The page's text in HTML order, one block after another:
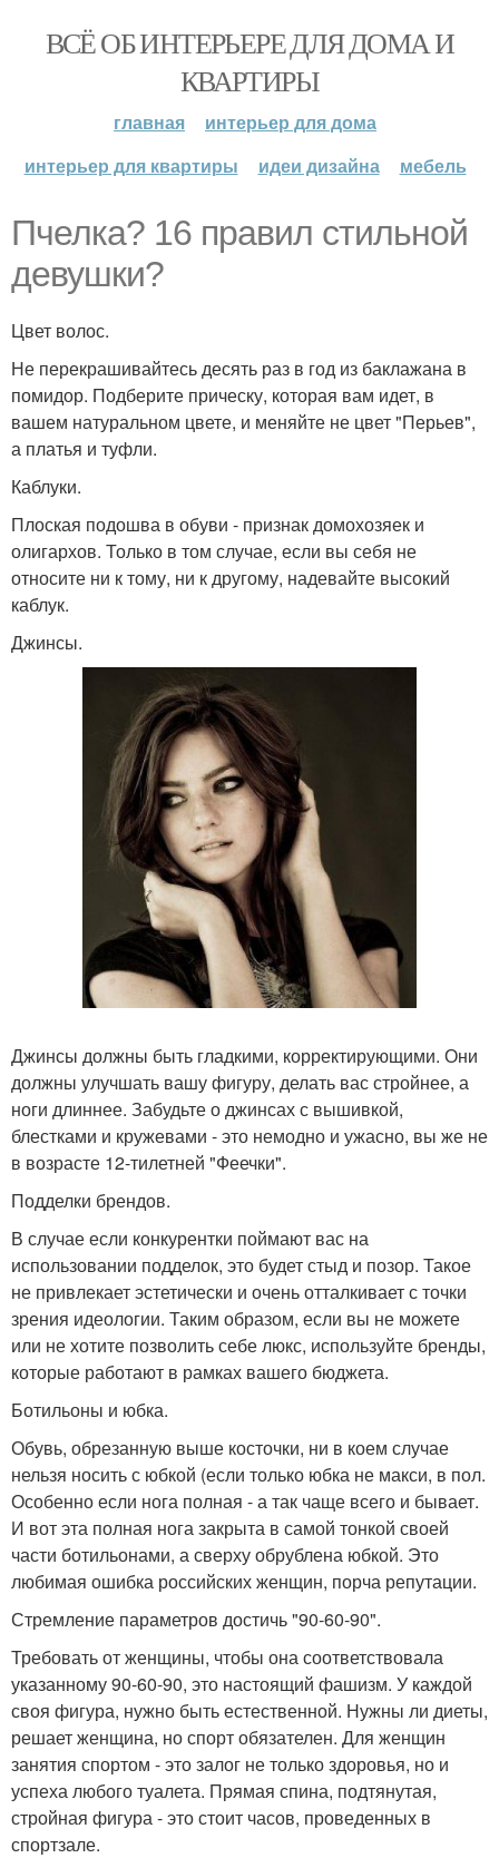
ВСЁ ОБ ИНТЕРЬЕРЕ ДЛЯ ДОМА И
КВАРТИРЫ
главная
интерьер для дома
интерьер для квартиры
идеи дизайна мебель
Пчелка? 16 правил стильной
девушки?
Цвет волос.
Не перекрашивайтесь десять раз в год из баклажана в
помидор. Подберите прическу, которая вам идет, в
вашем натуральном цвете, и меняйте не цвет "Перьев",
а платья и туфли.
Каблуки.
Плоская подошва в обуви - признак домохозяек и
олигархов. Только в том случае, если вы себя не
относите ни к тому, ни к другому, надевайте высокий
каблук.
Джинсы.
Джинсы должны быть гладкими, корректирующими. Они
должны улучшать вашу фигуру, делать вас стройнее, а
ноги длиннее. Забудьте о джинсах с вышивкой,
блестками и кружевами - это немодно и ужасно, вы же не
в возрасте 12-тилетней "Феечки".
Подделки брендов.
В случае если конкурентки поймают вас на
использовании подделок, это будет стыд и позор. Такое
не привлекает эстетически и очень отталкивает с точки
зрения идеологии. Таким образом, если вы не можете
или не хотите позволить себе люкс, используйте бренды,
которые работают в рамках вашего бюджета.
Ботильоны и юбка.
Обувь, обрезанную выше косточки, ни в коем случае
нельзя носить с юбкой (если только юбка не макси, в пол.
Особенно если нога полная - а так чаще всего и бывает.
И вот эта полная нога закрыта в самой тонкой своей
части ботильонами, а сверху обрублена юбкой. Это
любимая ошибка российских женщин, порча репутации.
Стремление параметров достичь "90-60-90".
Требовать от женщины, чтобы она соответствовала
указанному 90-60-90, это настоящий фашизм. У каждой
своя фигура, нужно быть естественной. Нужны ли диеты,
решает женщина, но спорт обязателен. Для женщин
занятия спортом - это залог не только здоровья, но и
успеха любого туалета. Прямая спина, подтянутая,
стройная фигура - это стоит часов, проведенных в
спортзале.